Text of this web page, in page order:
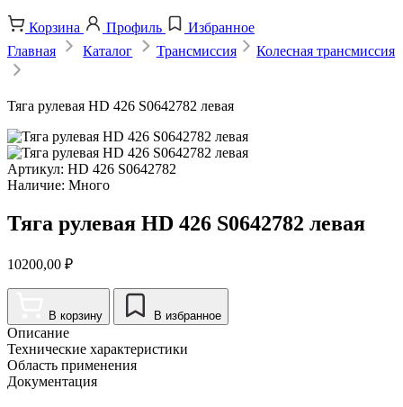
Корзина Профиль
Избранное
Главная
Каталог Трансмиссия Колесная трансмиссия
Тяга рулевая HD 426 S0642782 левая
Артикул: HD 426 S0642782
Наличие: Много
Тяга рулевая HD 426 S0642782 левая
10200,00 ₽
В корзину В избранное
Описание
Технические характеристики
Область применения
Документация